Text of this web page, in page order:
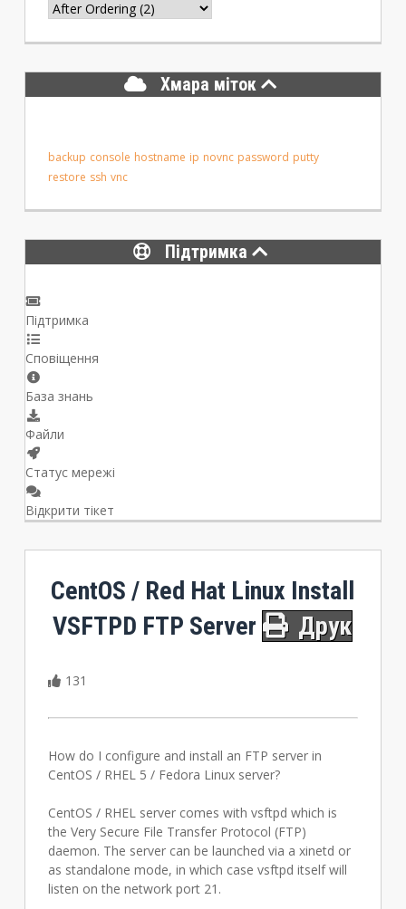
Хмара міток
backup console hostname ip novnc password putty
restore ssh vnc
Підтримка
Підтримка
Сповіщення
База знань
Файли
Статус мережі
Відкрити тікет
CentOS / Red Hat Linux Install
VSFTPD FTP Server
Друк
131
How do I configure and install an FTP server in
CentOS / RHEL 5 / Fedora Linux server?
CentOS / RHEL server comes with vsftpd which is
the Very Secure File Transfer Protocol (FTP)
daemon. The server can be launched via a xinetd or
as standalone mode, in which case vsftpd itself will
listen on the network port 21.